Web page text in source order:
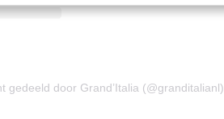
gedeeld door Grand’Italia (@granditalianl)